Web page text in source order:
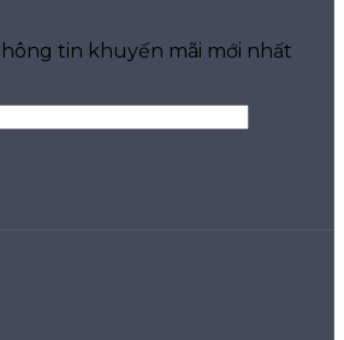
tin khuyến mãi mới nhất